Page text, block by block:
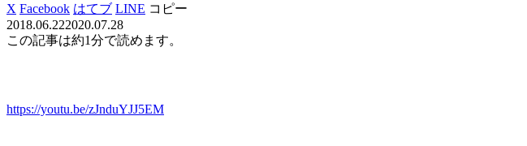
X Facebook はてブ LINE コピー
2018.06.222020.07.28
この記事は約1分で読めます。
https://youtu.be/zJnduYJJ5EM